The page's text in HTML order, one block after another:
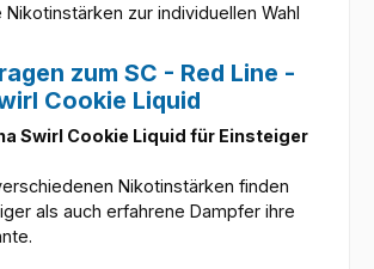
Nikotinstärken zur individuellen Wahl
zum SC - Red Line -
Cookie Liquid
Swirl Cookie Liquid für Einsteiger
Nikotinstärken finden
als auch erfahrene Dampfer ihre